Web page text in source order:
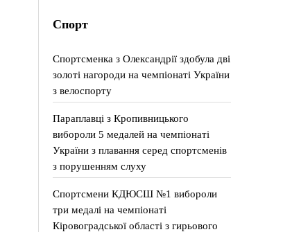
Спорт
Спортсменка з Олександрії здобула дві
золоті нагороди на чемпіонаті України
з велоспорту
Параплавці з Кропивницького
вибороли 5 медалей на чемпіонаті
України з плавання серед спортсменів
з порушенням слуху
Спортсмени КДЮСШ №1 вибороли
три медалі на чемпіонаті
Кіровоградської області з гирьового